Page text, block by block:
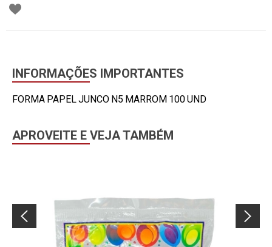
INFORMAÇÕES IMPORTANTES
FORMA PAPEL JUNCO N5 MARROM 100 UND
APROVEITE E VEJA TAMBÉM